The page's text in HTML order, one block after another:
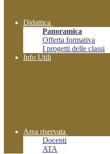
Didattica
Panoramica
Offerta formativa
I progetti delle classi
Info Utili
Area riservata
Docenti
ATA